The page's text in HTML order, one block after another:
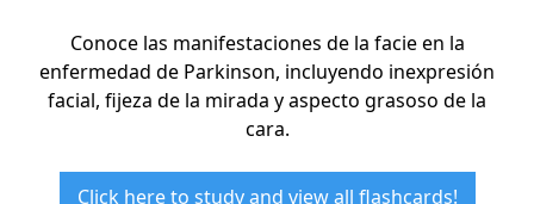
Conoce las manifestaciones de la facie en la
enfermedad de Parkinson, incluyendo inexpresión
facial, fijeza de la mirada y aspecto grasoso de la
cara.
Click here to study and view all flashcards!